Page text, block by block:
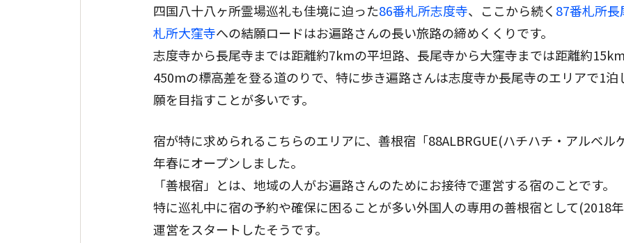
四国八十八ヶ所霊場巡礼も佳境に迫った86番札所志度寺、ここから続く 87番札所長
札所大窪寺への結願ロードはお遍路さんの長い旅路の締めくくりです。
志度寺から長尾寺までは距離約7kmの平坦路、長尾寺から大窪寺までは距離約
450mの標高差を登る道のりで、特に歩き遍路さんは志度寺か長尾寺のエリアで1泊
願を目指すことが多いです。
宿が特に求められるこちらのエリアに、善根宿「88ALBRGUE(ハチハチ・アルベル
年春にオープンしました。
「善根宿」とは、地域の人がお遍路さんのためにお接待で運営する宿のことです。
特に巡礼中に宿の予約や確保に困ることが多い外国人の専用の善根宿として(2018
運営をスタートしたそうです。